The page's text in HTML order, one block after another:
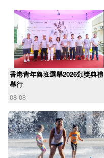
香港青年魯班選舉2026頒獎典禮
舉行
08-08